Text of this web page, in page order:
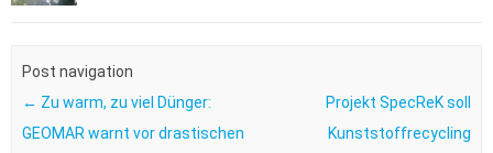
Post navigation
← Zu warm, zu viel Dünger:
GEOMAR warnt vor drastischen
Projekt SpecReK soll
Kunststoffrecycling